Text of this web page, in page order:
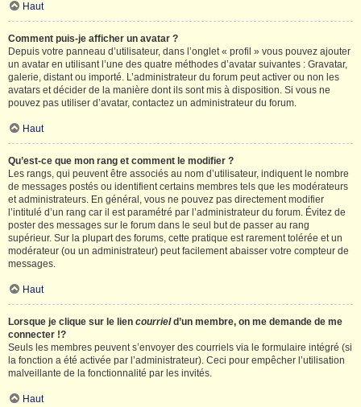
Haut
Comment puis-je afficher un avatar ?
Depuis votre panneau d’utilisateur, dans l’onglet « profil » vous pouvez ajouter
un avatar en utilisant l’une des quatre méthodes d’avatar suivantes : Gravatar,
galerie, distant ou importé. L’administrateur du forum peut activer ou non les
avatars et décider de la manière dont ils sont mis à disposition. Si vous ne
pouvez pas utiliser d’avatar, contactez un administrateur du forum.
Haut
Qu’est-ce que mon rang et comment le modifier ?
Les rangs, qui peuvent être associés au nom d’utilisateur, indiquent le nombre
de messages postés ou identifient certains membres tels que les modérateurs
et administrateurs. En général, vous ne pouvez pas directement modifier
l’intitulé d’un rang car il est paramétré par l’administrateur du forum. Évitez de
poster des messages sur le forum dans le seul but de passer au rang
supérieur. Sur la plupart des forums, cette pratique est rarement tolérée et un
modérateur (ou un administrateur) peut facilement abaisser votre compteur de
messages.
Haut
Lorsque je clique sur le lien courrield’un membre, on me demande de me
connecter !?
Seuls les membres peuvent s’envoyer des courriels via le formulaire intégré (si
la fonction a été activée par l’administrateur). Ceci pour empêcher l’utilisation
malveillante de la fonctionnalité par les invités.
Haut